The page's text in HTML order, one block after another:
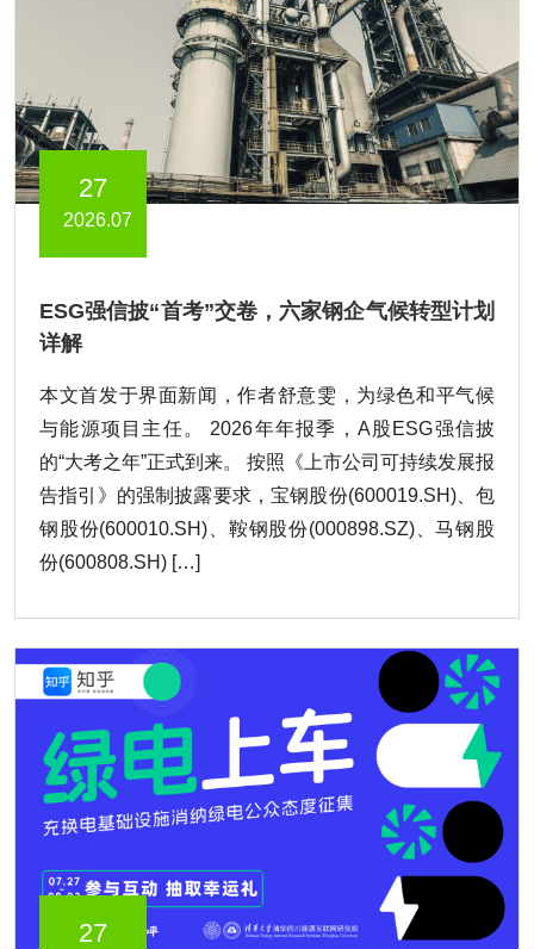
27
2026.07
ESG强信披“首考”交卷，六家钢企气候转型计划
详解
本文首发于界面新闻，作者舒意雯，为绿色和平气候
与能源项目主任。 2026年年报季，A股ESG强信披
的“大考之年”正式到来。 按照《上市公司可持续发展报
告指引》的强制披露要求，宝钢股份(600019.SH)、包
钢股份(600010.SH)、鞍钢股份(000898.SZ)、马钢股
份(600808.SH) […]
27